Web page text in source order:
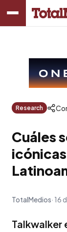
Research
Cuáles
TotalMedios 16
Talkwalker